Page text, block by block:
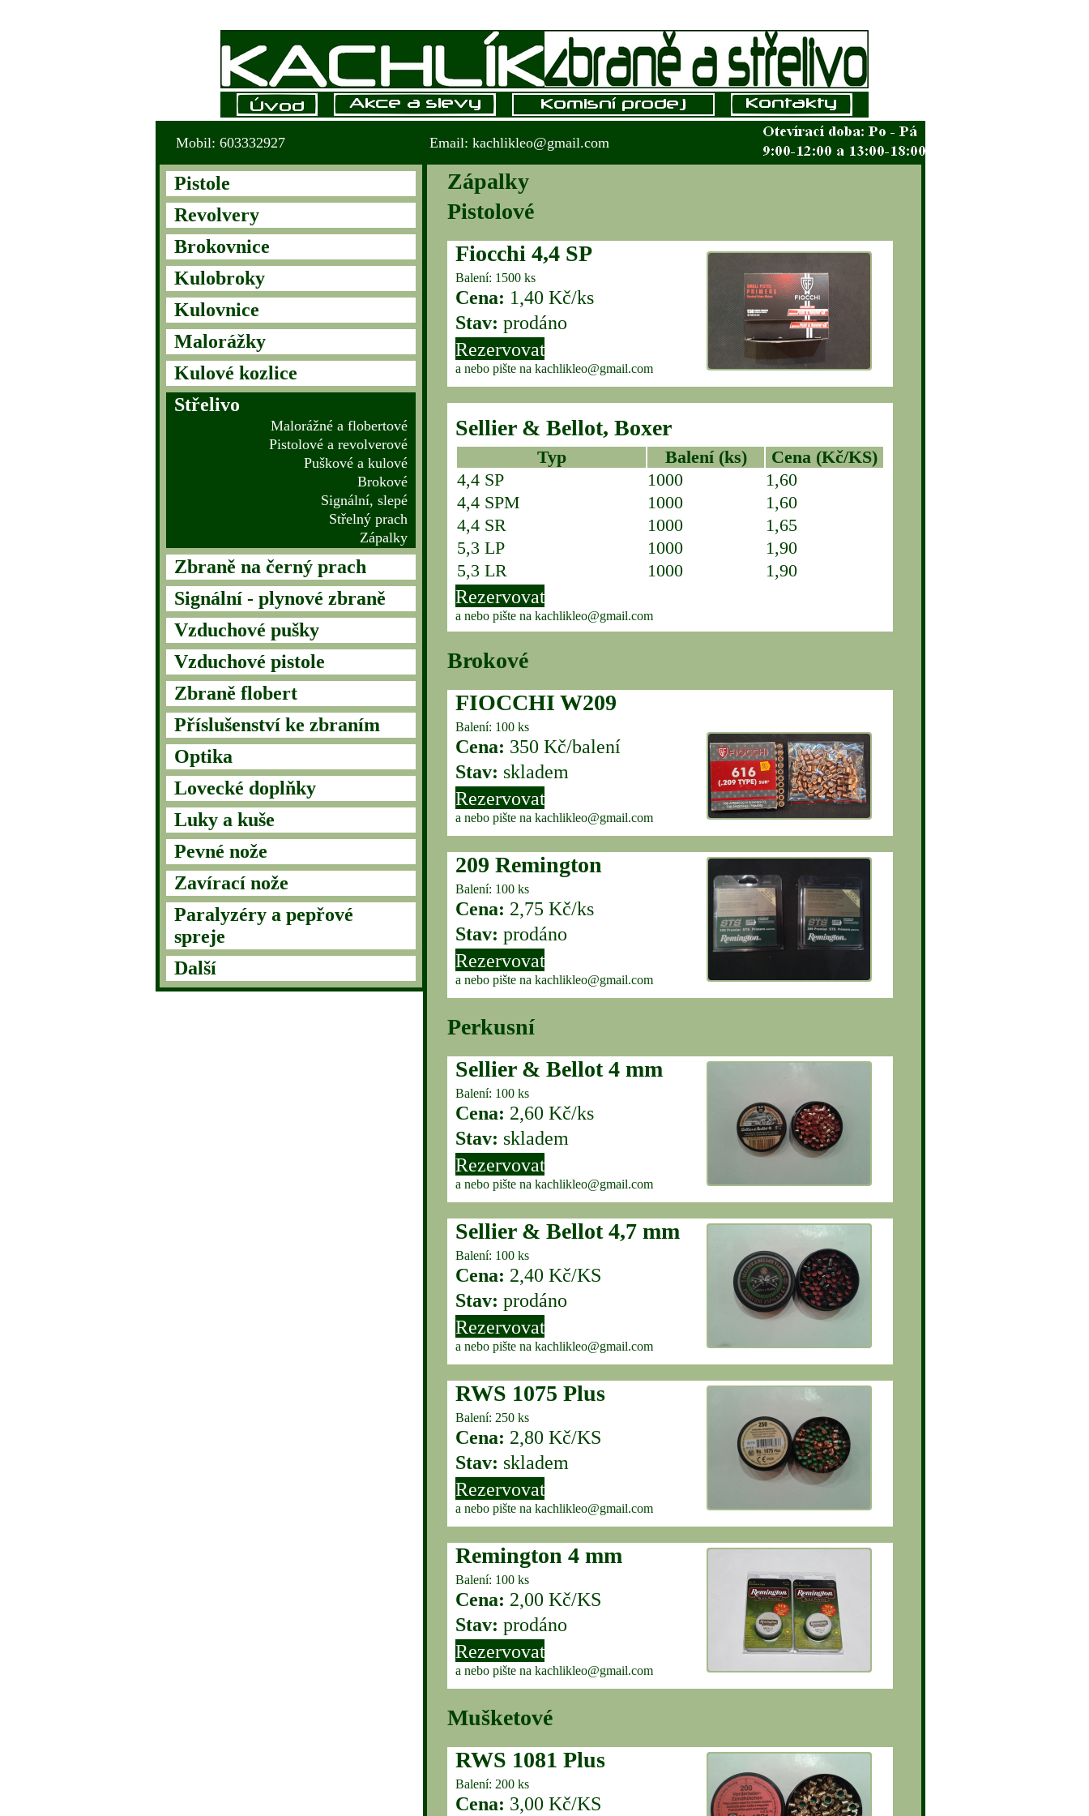
Pistole
Revolvery
Brokovnice
Kulobroky
Kulovnice
Malorážky
Kulové kozlice
Střelivo
Malorážné a flobertové
Pistolové a revolverové
Puškové a kulové
Brokové
Signální, slepé
Střelný prach
Zápalky
Zbraně na černý prach
Signální - plynové zbraně
Vzduchové pušky
Vzduchové pistole
Zbraně flobert
Příslušenství ke zbraním
Optika
Lovecké doplňky
Luky a kuše
Pevné nože
Zavírací nože
Paralyzéry a pepřové
spreje
Další
Mobil: 603332927 Email: kachlikleo@gmail.com
Zápalky
Pistolové
Fiocchi 4,4 SP
Balení: 1500 ks
Cena: 1,40 Kč/ks
Stav: prodáno
Rezervovat
a nebo pište na kachlikleo@gmail.com
Sellier & Bellot, Boxer
Typ Balení (ks)
Cena (Kč/KS)
4,4 SP
1000
1,60
4,4 SPM
1000
1,60
4,4 SR
1000
1,65
5,3 LP
1000
1,90
5,3 LR
1000 1,90
Rezervovat
a nebo pište na kachlikleo@gmail.com
Brokové
FIOCCHI W209
Balení: 100 ks
Cena: 350 Kč/balení
Stav: skladem
Rezervovat
a nebo pište na kachlikleo@gmail.com
209 Remington
Balení: 100 ks
Cena: 2,75 Kč/ks
Stav: prodáno
Rezervovat
a nebo pište na kachlikleo@gmail.com
Perkusní
Sellier & Bellot 4 mm
Balení: 100 ks
Cena: 2,60 Kč/ks
Stav: skladem
Rezervovat
a nebo pište na kachlikleo@gmail.com
Sellier & Bellot 4,7 mm
Balení: 100 ks
Cena: 2,40 Kč/KS
Stav: prodáno
Rezervovat
a nebo pište na kachlikleo@gmail.com
RWS 1075 Plus
Balení: 250 ks
Cena: 2,80 Kč/KS
Stav: skladem
Rezervovat
a nebo pište na kachlikleo@gmail.com
Remington 4 mm
Balení: 100 ks
Cena: 2,00 Kč/KS
Stav: prodáno
Rezervovat
a nebo pište na kachlikleo@gmail.com
Mušketové
RWS 1081 Plus
Balení: 200 ks
Cena: 3,00 Kč/KS